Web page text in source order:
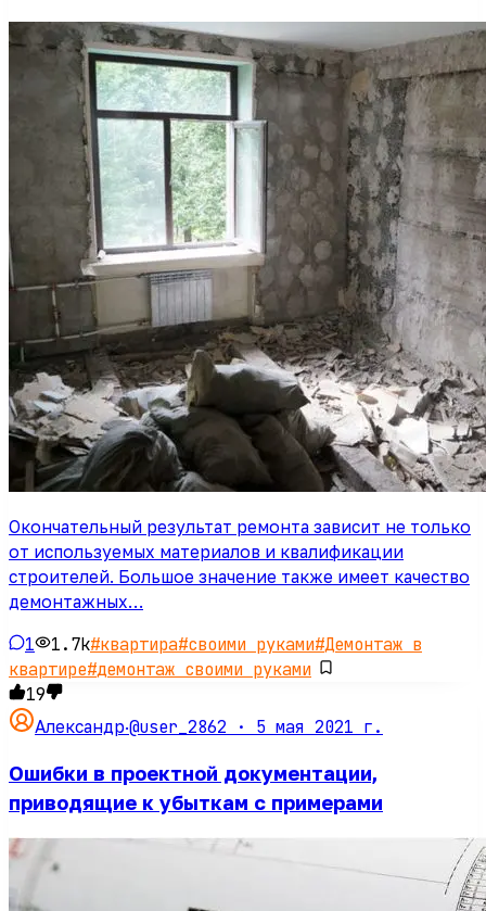
Окончательный результат ремонта зависит не только
от используемых материалов и квалификации
строителей. Большое значение также имеет качество
демонтажных…
1 1.7k#квартира#своими руками#Демонтаж в
квартире#демонтаж своими руками
19
Александр·@user_2862 · 5 мая 2021 г.
Ошибки в проектной документации,
приводящие к убыткам с примерами